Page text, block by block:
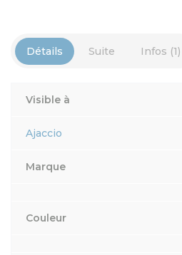
Détails Suite Infos (1)
Visible à
Ajaccio
Marque
Couleur